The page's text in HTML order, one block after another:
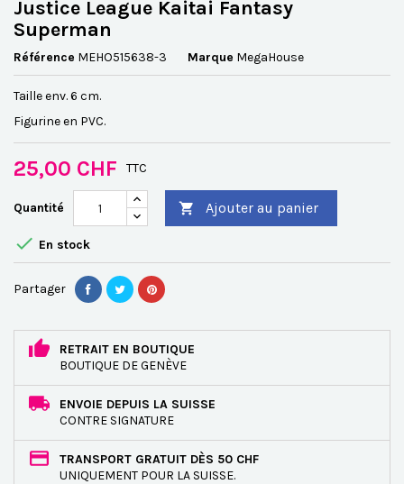
Justice League Kaitai Fantasy
Superman
Référence MEHO515638-3 Marque MegaHouse
Taille env. 6 cm.
Figurine en PVC.
25,00 CHF TTC
Quantité  Ajouter au panier
 En stock
Partager
RETRAIT EN BOUTIQUE
BOUTIQUE DE GENÈVE
ENVOIE DEPUIS LA SUISSE
CONTRE SIGNATURE
TRANSPORT GRATUIT DÈS 50 CHF
UNIQUEMENT POUR LA SUISSE.